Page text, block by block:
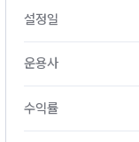
설정일
운용사
수익률